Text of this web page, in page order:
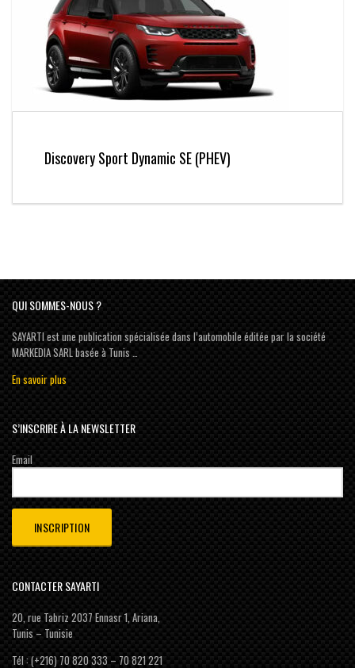
Discovery Sport Dynamic SE (PHEV)
QUI SOMMES-NOUS ?
SAYARTI est une publication spécialisée dans l’automobile éditée par la société
MARKEDIA SARL basée à Tunis …
En savoir plus
S’INSCRIRE À LA NEWSLETTER
Email
CONTACTER SAYARTI
20, rue Tabriz 2037 Ennasr 1, Ariana,
Tunis – Tunisie
Tél : (+216) 70 820 333 – 70 821 221